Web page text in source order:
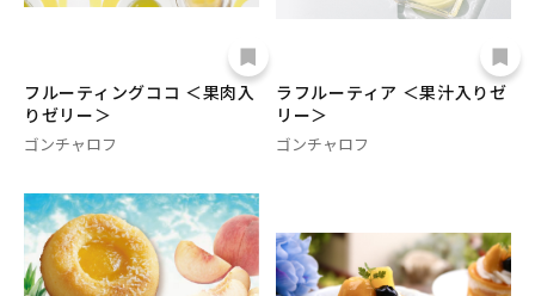
フルーティングココ ＜果肉入
りゼリー＞
ゴンチャロフ
ラフルーティア ＜果汁入りゼ
リー＞
ゴンチャロフ